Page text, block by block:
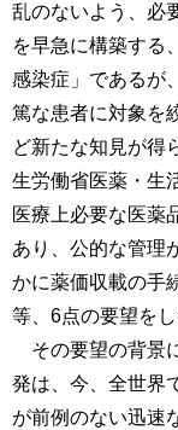
乱のないよう、必
を早急に構築する
感染症」であるが
篤な患者に対象を
ど新たな知見が得
生労働省医薬・生
医療上必要な医薬
あり、公的な管理
かに薬価収載の手
等、6点の要望をし
その要望の背景
発は、今、全世界
が前例のない迅速